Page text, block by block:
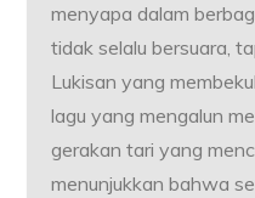
menyapa dalam
tidak selalu bersuara,
Lukisan yang
lagu yang mengalun
gerakan tari yang
menunjukkan bahwa